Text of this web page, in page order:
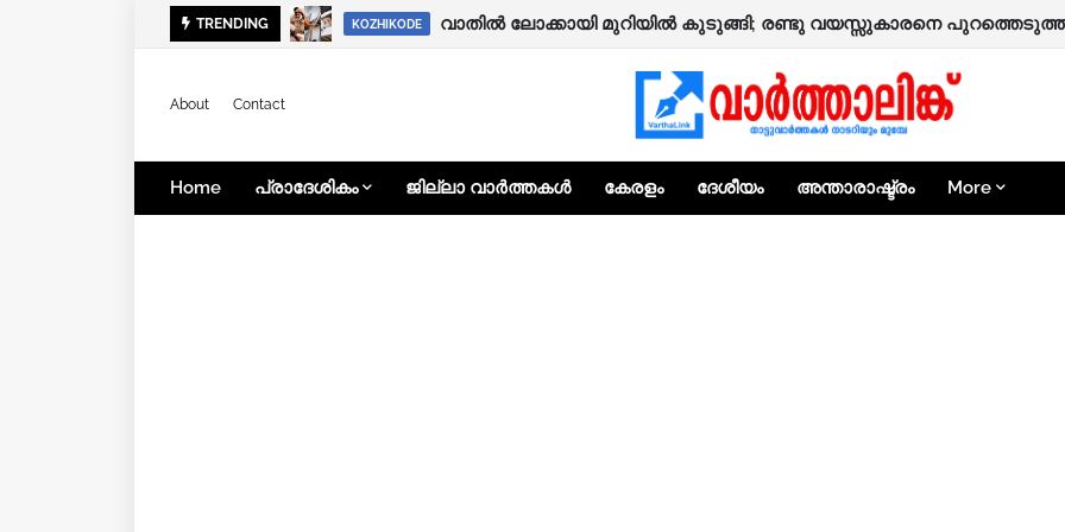
TRENDING KOZHIKODE വാതിൽ ലോക്കായി മുറിയിൽ കുടുങ്ങി; രണ്ടു വയസ്സുകാരനെ
KERALA NEWS വയനാട്ടിൽ കാട്ടാനയുടെ ആക്രമണത്തിൽ വീട്ടമ്മയ്ക്ക് പരിക്ക്.
About Contact
Home പ്രാദേശികം ജില്ലാ വാർത്തകൾ കേരളം ദേശീയം അന്താരാഷ്ട്രം More